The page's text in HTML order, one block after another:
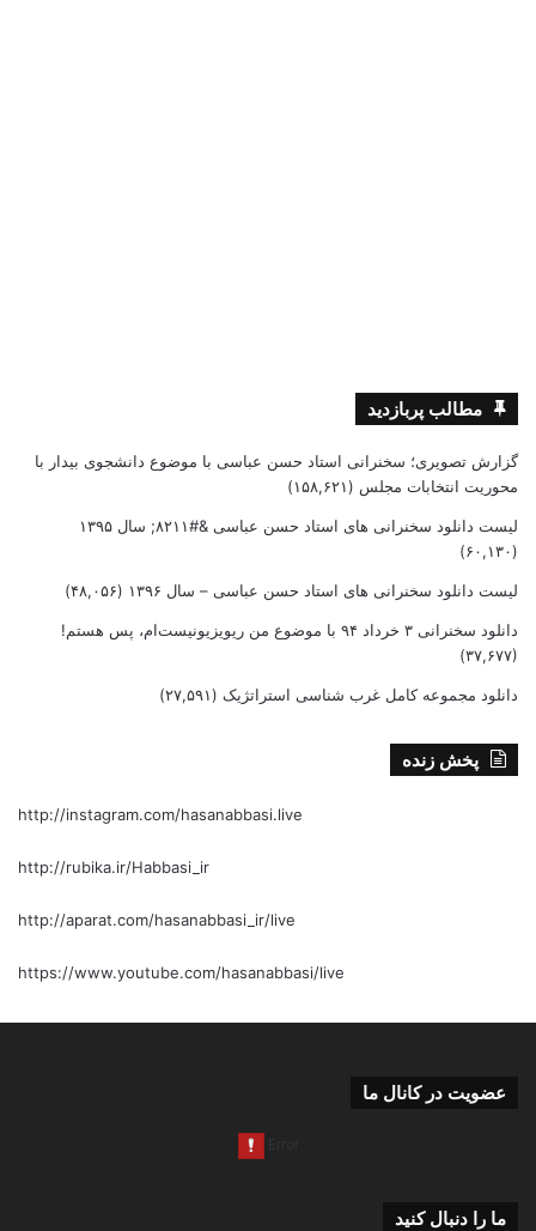
مطالب پربازدید
گزارش تصویری؛ سخنرانی استاد حسن عباسی با موضوع دانشجوی بیدار با
محوریت انتخابات مجلس (۱۵۸,۶۲۱)
لیست دانلود سخنرانی های استاد حسن عباسی &#۸۲۱۱; سال ۱۳۹۵
(۶۰,۱۳۰)
لیست دانلود سخنرانی های استاد حسن عباسی – سال ۱۳۹۶ (۴۸,۰۵۶)
دانلود سخنرانی ۳ خرداد ۹۴ با موضوع من ریویزیونیست‌ام، پس هستم!
(۳۷,۶۷۷)
دانلود مجموعه کامل غرب شناسی استراتژیک (۲۷,۵۹۱)
پخش زنده
http://instagram.com/hasanabbasi.live
http://rubika.ir/Habbasi_ir
http://aparat.com/hasanabbasi_ir/live
https://www.youtube.com/hasanabbasi/live
عضویت در کانال ما
ما را دنبال کنید